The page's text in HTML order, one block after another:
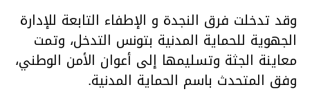
وقد تدخلت فرق النجدة و الإطفاء التابعة للإدارة
الجهوية للحماية المدنية بتونس التدخل، وتمت
معاينة الجثة وتسليمها إلى أعوان الأمن الوطني،
وفق المتحدث باسم الحماية المدنية.